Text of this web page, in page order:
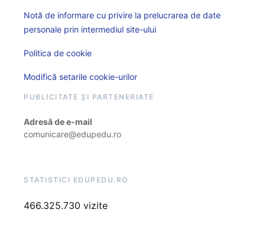
Notă de informare cu privire la prelucrarea de date
personale prin intermediul site-ului
Politica de cookie
Modifică setarile cookie-urilor
PUBLICITATE ȘI PARTENERIATE
Adresă de e-mail
comunicare@edupedu.ro
STATISTICI EDUPEDU.RO
466.325.730 vizite